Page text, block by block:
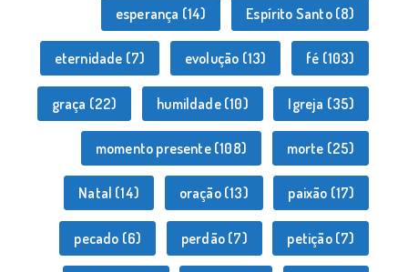
esperança (14) Espírito Santo(8)
eternidade (7) evolução (13) fé (103)
graça (22) humildade(10) Igreja (35)
momento presente(108) morte (25)
Natal (14) oração(13) paixão (17)
pecado (6) perdão(7) petição(7)